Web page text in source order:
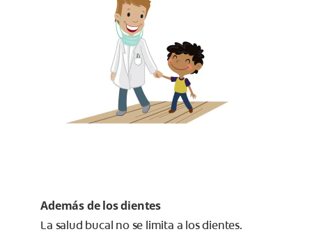
Además de los dientes
La salud bucal no se limita a los dientes.